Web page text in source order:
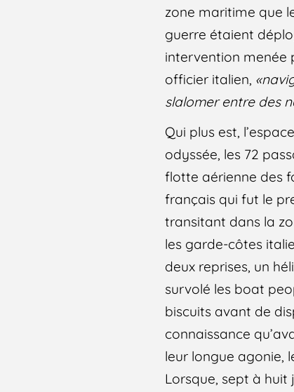
zone maritime que
guerre étaient
intervention menée
officier italien,
slalomer entre des
Qui plus est,
odyssée, les 72
flotte aérienne des
français qui fut le
transitant dans la
les garde-côtes
deux reprises, un
survolé les boat
biscuits avant de
connaissance
leur longue agonie,
Lorsque, sept à huit